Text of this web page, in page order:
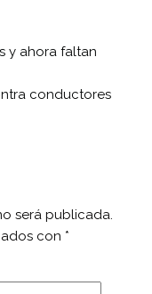
y ahora faltan
conductores
será publicada.
con *